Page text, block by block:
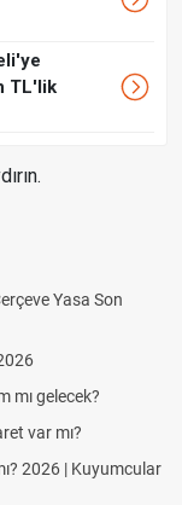
TL'lik
Yıllık İzinden Sayılır
Cumartesi-pazar açık
Dönemi Ne